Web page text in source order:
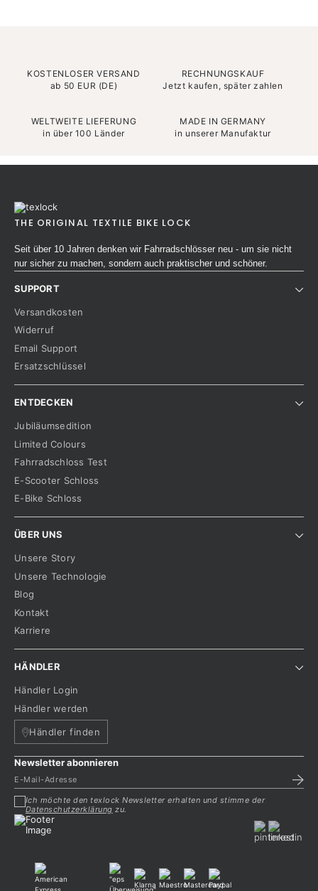
KOSTENLOSER VERSAND
ab 50 EUR (DE)
RECHNUNGSKAUF
Jetzt kaufen, später zahlen
WELTWEITE LIEFERUNG
in über 100 Länder
MADE IN GERMANY
in unserer Manufaktur
SUPPORT
Versandkosten
Widerruf
Email Support
Ersatzschlüssel
ENTDECKEN
Jubiläumsedition
Limited Colours
Fahrradschloss Test
E-Scooter Schloss
E-Bike Schloss
ÜBER UNS
Unsere Story
Unsere Technologie
Blog
Kontakt
Karriere
HÄNDLER
Händler Login
Händler werden
Händler finden
THE ORIGINAL TEXTILE BIKE LOCK
Seit über 10 Jahren denken wir Fahrradschlösser neu - um sie nicht
nur sicher zu machen, sondern auch praktischer und schöner.
Newsletter abonnieren
Ich möchte den texlock Newsletter erhalten und stimme der
Datenschutzerklärung zu.